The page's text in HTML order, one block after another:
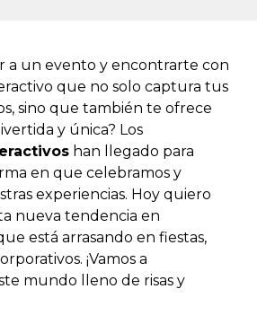
a un evento y encontrarte con
que no solo captura tus
sino que también te ofrece
y única? Los
han llegado para
en que celebramos y
experiencias. Hoy quiero
nueva tendencia en
está arrasando en fiestas,
¡Vamos a
mundo lleno de risas y